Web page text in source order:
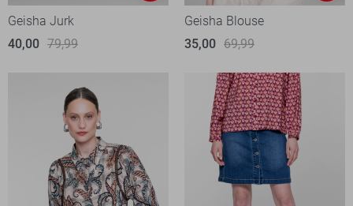
Geisha Jurk
40,00 79,99
Geisha Blouse
35,00 69,99